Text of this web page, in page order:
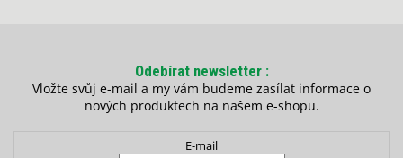
Odebírat newsletter
Vložte svůj e-mail a my vám budeme zasílat informace o
nových produktech na našem e-shopu.
E-mail